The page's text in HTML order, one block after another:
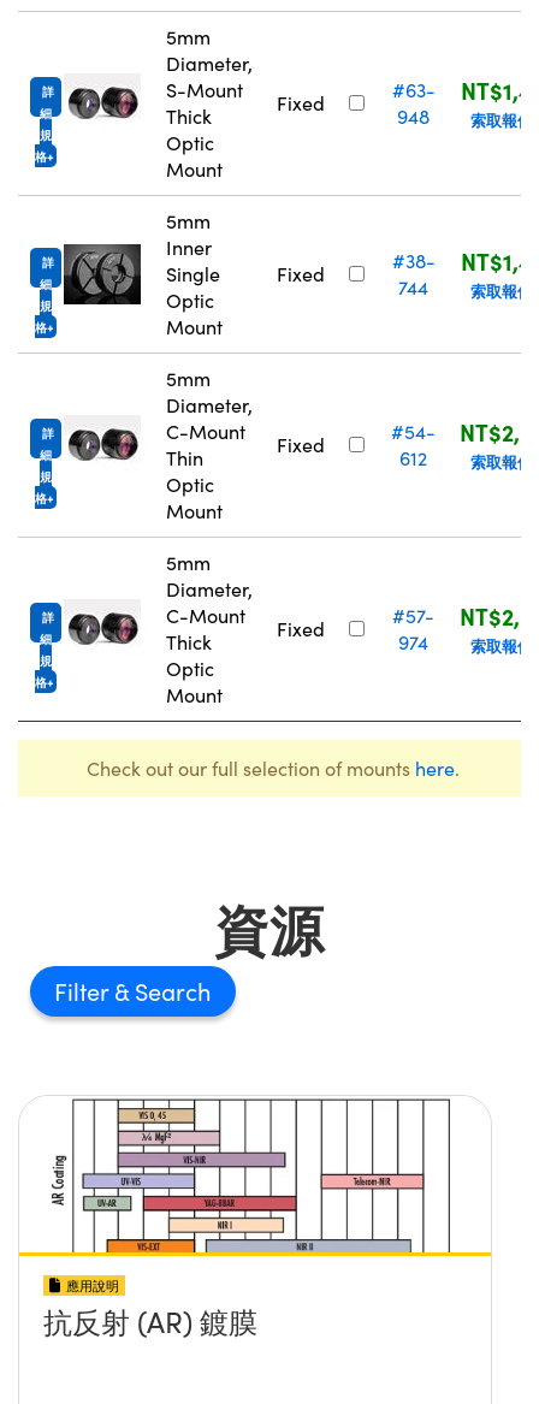
詳
細
規
格
5mm
Diameter,
S-Mount
Thick
Optic
Mount
Fixed
#63-
948
索取報價
詳
細
規
格
5mm
Inner
Single
Optic
Mount
Fixed
#38-
744
索取報價
詳
細
規
格
5mm
Diameter,
C-Mount
Thin
Optic
Mount
Fixed
#54-
612
索取報價
詳
細
規
格
5mm
Diameter,
C-Mount
Thick
Optic
Mount
Fixed
#57-
974
索取報價
Check out our full selection of mounts here.
資源
Filter
應用說明
抗反射 (AR) 鍍膜